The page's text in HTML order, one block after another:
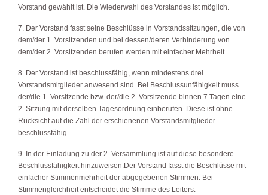
Vorstand gewählt ist. Die Wiederwahl des Vorstandes ist möglich.
7. Der Vorstand fasst seine Beschlüsse in Vorstandssitzungen, die von
dem/der 1. Vorsitzenden und bei dessen/deren Verhinderung von
dem/der 2. Vorsitzenden berufen werden mit einfacher Mehrheit.
8. Der Vorstand ist beschlussfähig, wenn mindestens drei
Vorstandsmitglieder anwesend sind. Bei Beschlussunfähigkeit muss
der/die 1. Vorsitzende bzw. der/die 2. Vorsitzende binnen 7 Tagen eine
2. Sitzung mit derselben Tagesordnung einberufen. Diese ist ohne
Rücksicht auf die Zahl der erschienenen Vorstandsmitglieder
beschlussfähig.
9. In der Einladung zu der 2. Versammlung ist auf diese besondere
Beschlussfähigkeit hinzuweisen.Der Vorstand fasst die Beschlüsse mit
einfacher Stimmenmehrheit der abgegebenen Stimmen. Bei
Stimmengleichheit entscheidet die Stimme des Leiters.